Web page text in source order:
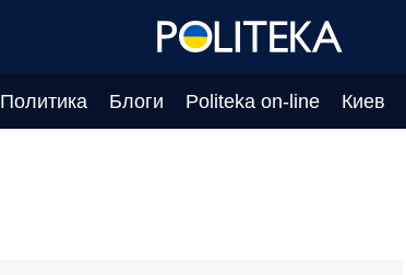
Политика Блоги Politeka on-line Киев